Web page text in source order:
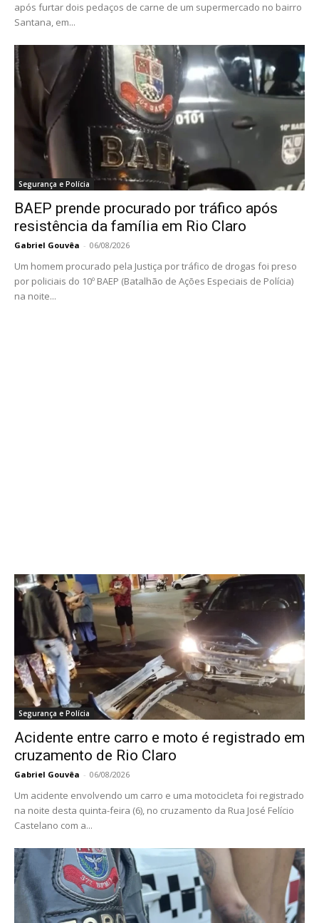
após furtar dois pedaços de carne de um supermercado no bairro
Santana, em...
Segurança e Polícia
BAEP prende procurado por tráfico após
resistência da família em Rio Claro
Gabriel Gouvêa - 06/08/2026
Um homem procurado pela Justiça por tráfico de drogas foi preso
por policiais do 10º BAEP (Batalhão de Ações Especiais de Polícia)
na noite...
Segurança e Polícia
Acidente entre carro e moto é registrado em
cruzamento de Rio Claro
Gabriel Gouvêa - 06/08/2026
Um acidente envolvendo um carro e uma motocicleta foi registrado
na noite desta quinta-feira (6), no cruzamento da Rua José Felício
Castelano com a...